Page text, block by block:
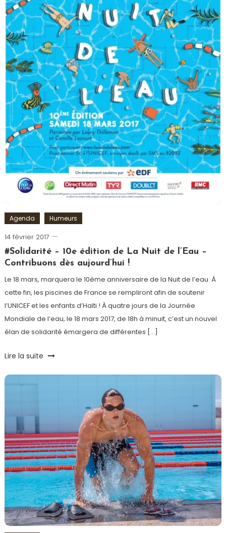
Agenda Humeurs
14 février 2017
Romain-
Paris
#Solidarité – 10e édition de La Nuit de l’Eau –
Contribuons dès aujourd’hui !
Le 18 mars, marquera le 10ème anniversaire de la Nuit de l’eau. À
cette fin, les piscines de France se rempliront afin de soutenir
l’UNICEF et les enfants d’Haïti ! À quatre jours de la Journée
Mondiale de l’eau, le 18 mars 2017, de 18h à minuit, c’est un nouvel
élan de solidarité émargera de différentes […]
Tagged
Lacourt,
de
Natation,
Haïti,
La
Nuit
de
l'Eau,
Laury
Thilleman,
Natation,
Lire la suite